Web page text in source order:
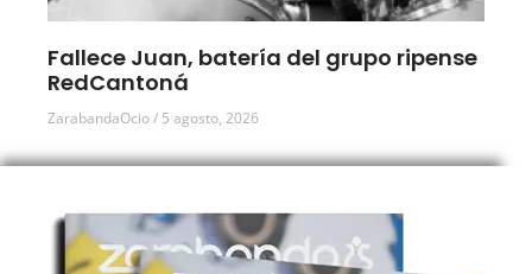
Fallece Juan, batería del grupo ripense
RedCantoná
ZarabandaOcio 5 agosto, 2026